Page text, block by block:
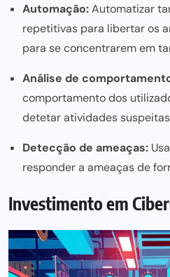
Automação:Automatizar
repetitivas para libertar os
para se concentrarem em
Análise de
comportamento dos
detetar atividades
Detecção de ameaças:
responder a ameaças de
Investimento em